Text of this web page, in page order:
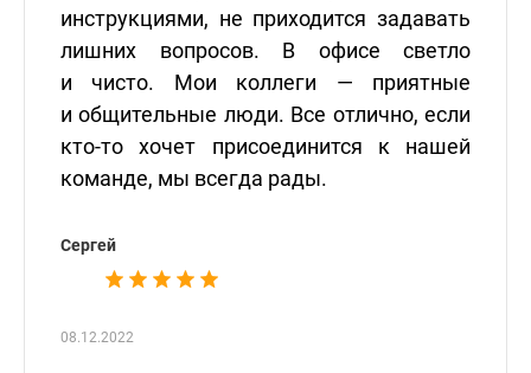
инструкциями, не приходится задавать
лишних вопросов. В офисе светло
и чисто. Мои коллеги — приятные
и общительные люди. Все отлично, если
кто-то хочет присоединится к нашей
команде, мы всегда рады.
Сергей
08.12.2022